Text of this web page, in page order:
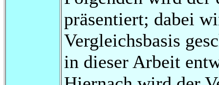
präsentiert; dabei
Vergleichsbasis
in dieser Arbeit